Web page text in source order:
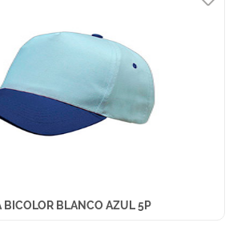
BICOLOR BLANCO AZUL 5P